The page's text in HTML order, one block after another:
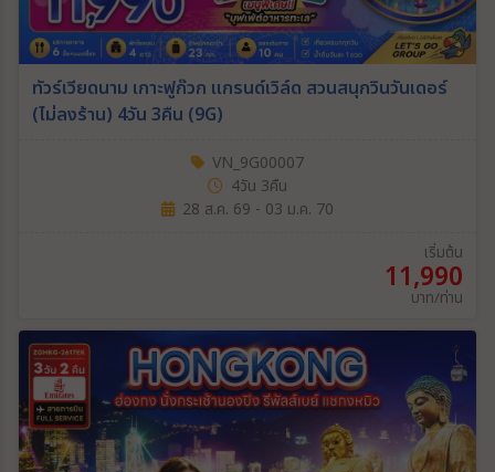
ทัวร์เวียดนาม เกาะฟูก๊วก แกรนด์เวิล์ด สวนสนุกวินวันเดอร์
(ไม่ลงร้าน) 4วัน 3คืน (9G)
VN_9G00007
4วัน 3คืน
28 ส.ค. 69 - 03 ม.ค. 70
เริ่มต้น
11,990
บาท/ท่าน